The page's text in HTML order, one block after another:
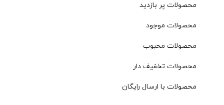
محصولات پر بازدید
محصولات موجود
محصولات محبوب
محصولات تخفیف دار
محصولات با ارسال رایگان